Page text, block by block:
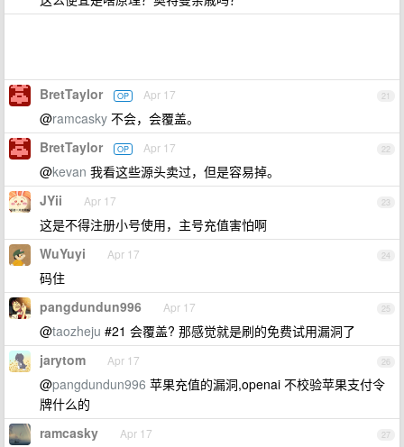
21
BretTaylor OP Apr 17
@ramcasky 不会，会覆盖。
22
BretTaylor OP Apr 17
@kevan 我看这些源头卖过，但是容易掉。
23
JYii Apr 17
这是不得注册小号使用，主号充值害怕啊
24
WuYuyi Apr 17
码住
25
pangdundun996 Apr 17
@taozheju #21 会覆盖? 那感觉就是刷的免费试用漏洞了
26
jarytom Apr 17
@pangdundun996 苹果充值的漏洞,openai 不校验苹果支付令
牌什么的
27
ramcasky Apr 17